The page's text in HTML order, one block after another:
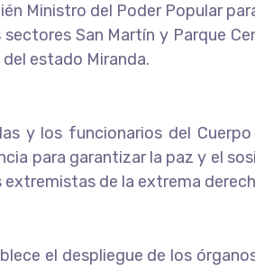
Ministro del Poder Popular
San Martín y Parque
estado Miranda.
y los funcionarios del
para garantizar la paz y el
de la extrema
el despliegue de los